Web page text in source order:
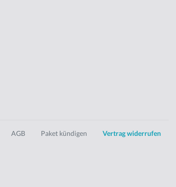
AGB Paket kündigen Vertrag widerrufen